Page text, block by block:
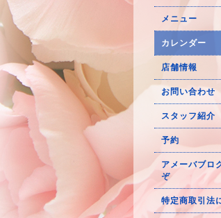
メニュー
カレンダー
店舗情報
お問い合わせ
スタッフ紹介
予約
アメーバブロ
ぞ
特定商取引法